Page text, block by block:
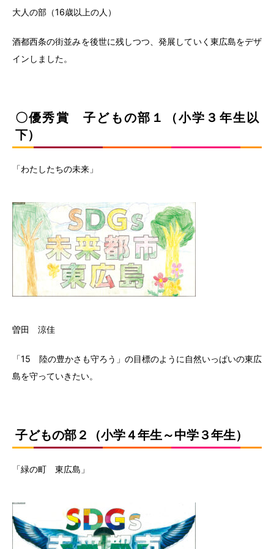
大人の部（16歳以上の人）
酒都西条の街並みを後世に残しつつ、発展していく東広島をデザ
インしました。
〇優秀賞 子どもの部１（小学３年生以
下）
「わたしたちの未来」
曽田 涼佳
「15 陸の豊かさも守ろう」の目標のように自然いっぱいの東広
島を守っていきたい。
子どもの部２（小学４年生～中学３年生）
「緑の町 東広島」